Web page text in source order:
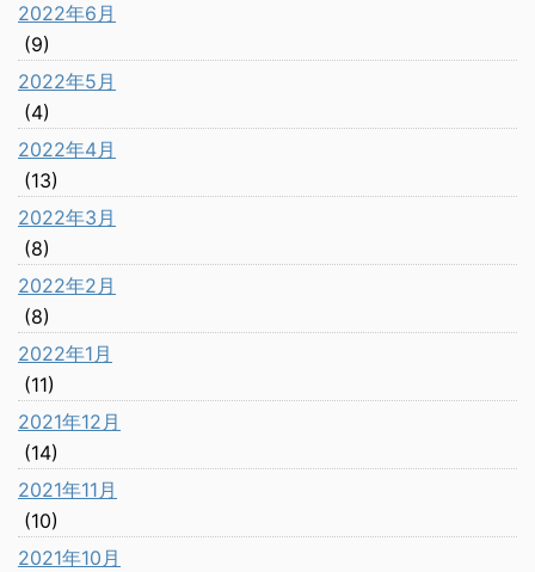
2022年6月
(9)
2022年5月
(4)
2022年4月
(13)
2022年3月
(8)
2022年2月
(8)
2022年1月
(11)
2021年12月
(14)
2021年11月
(10)
2021年10月